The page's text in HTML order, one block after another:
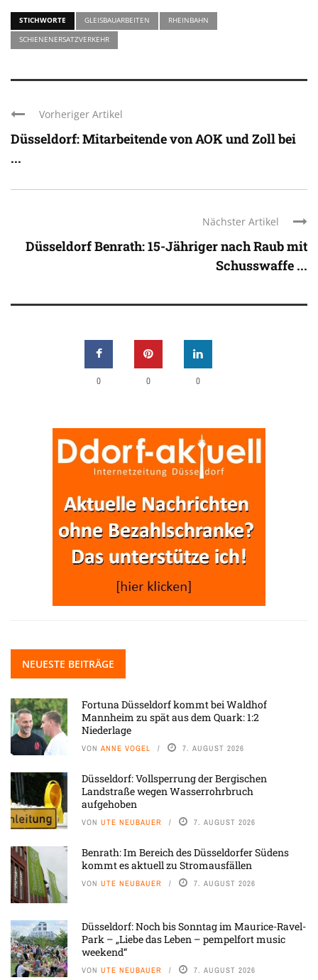
STICHWORTE GLEISBAUARBEITEN
RHEINBAHN
SCHIENENERSATZVERKEHR
Vorheriger Artikel
Düsseldorf: Mitarbeitende von AOK und Zoll bei
...
Nächster Artikel
Düsseldorf Benrath: 15-Jähriger nach Raub mit
Schusswaffe ...
0 0 0
NEUESTE BEITRÄGE
Fortuna Düsseldorf kommt bei Waldhof
Mannheim zu spät aus dem Quark: 1:2
Niederlage
VON ANNE VOGEL 7. AUGUST 2026
Düsseldorf: Vollsperrung der Bergischen
Landstraße wegen Wasserrohrbruch
aufgehoben
VON UTE NEUBAUER 7. AUGUST 2026
Benrath: Im Bereich des Düsseldorfer Südens
kommt es aktuell zu Stromausfällen
VON UTE NEUBAUER 7. AUGUST 2026
Düsseldorf: Noch bis Sonntag im Maurice-Ravel-
Park – „Liebe das Leben – pempelfort music
weekend“
VON UTE NEUBAUER 7. AUGUST 2026